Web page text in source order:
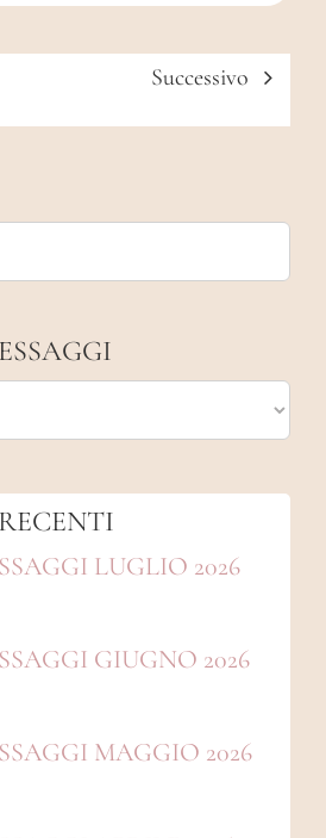
Successivo
LUGLIO 2026
GIUGNO 2026
MAGGIO 2026